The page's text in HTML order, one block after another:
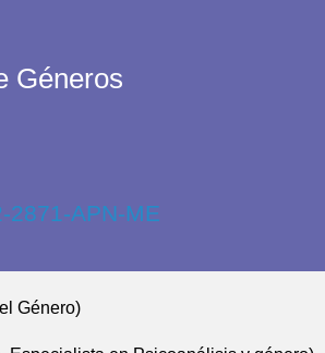
Géneros
2871-APN-ME
Género)